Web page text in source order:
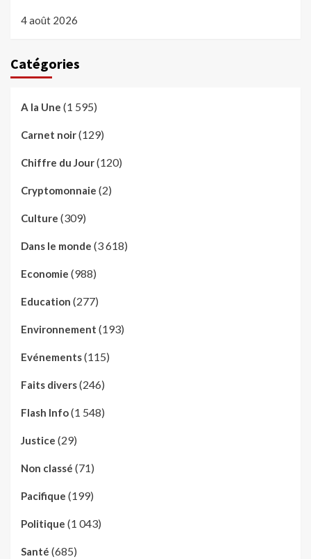
4 août 2026
Catégories
A la Une (1 595)
Carnet noir(129)
Chiffre du Jour(120)
Cryptomonnaie (2)
Culture (309)
Dans le monde (3 618)
Economie (988)
Education (277)
Environnement (193)
Evénements(115)
Faits divers(246)
Flash Info(1 548)
Justice (29)
Non classé (71)
Pacifique (199)
Politique (1 043)
Santé (685)